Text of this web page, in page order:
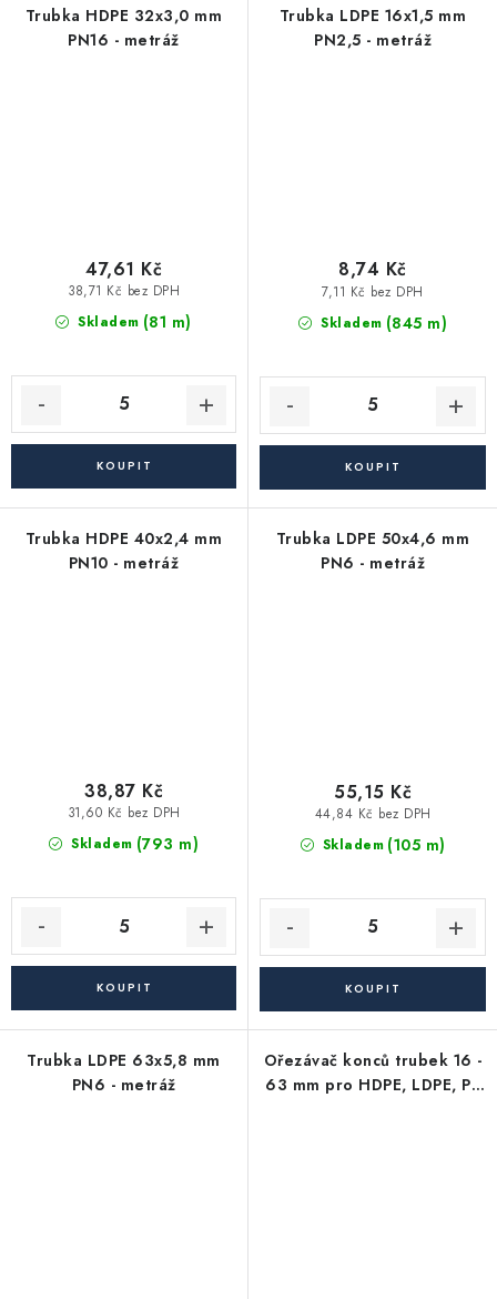
Trubka HDPE 32x3,0 mm
PN16 - metráž
Skladem (81 m)
38,71 Kč bez DPH
47,61 Kč
Trubka LDPE 16x1,5 mm
PN2,5 - metráž
Skladem (845 m)
7,11 Kč bez DPH
8,74 Kč
Trubka HDPE 40x2,4 mm
PN10 - metráž
Skladem (793 m)
31,60 Kč bez DPH
38,87 Kč
Trubka LDPE 50x4,6 mm
PN6 - metráž
Skladem (105 m)
44,84 Kč bez DPH
55,15 Kč
Trubka LDPE 63x5,8 mm
PN6 - metráž
Ořezávač konců trubek 16 -
63 mm pro HDPE, LDPE, PE